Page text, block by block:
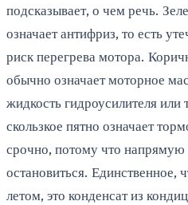
подсказывает, о чем речь.
означает антифриз, то есть
риск перегрева мотора.
обычно означает моторное
жидкость гидроусилителя
скользкое пятно означает
срочно, потому что напрямую
остановиться.
летом, это конденсат из